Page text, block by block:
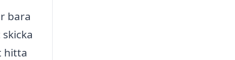
bara
hitta